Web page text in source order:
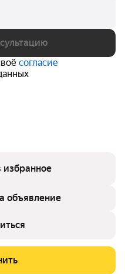
согласие
избранное
объявление